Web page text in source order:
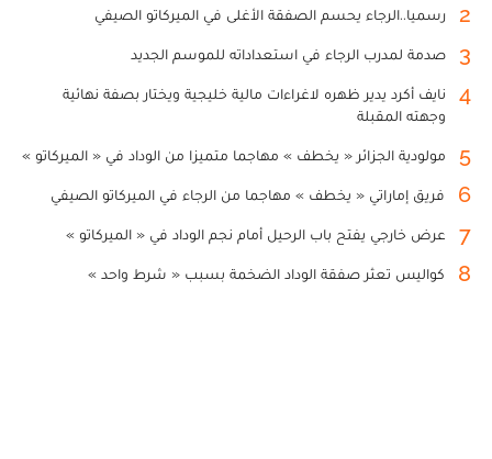
2 رسميا..الرجاء يحسم الصفقة الأغلى في الميركاتو الصيفي
3 صدمة لمدرب الرجاء في استعداداته للموسم الجديد
4
نايف أكرد يدير ظهره لاغراءات مالية خليجية ويختار بصفة نهائية
وجهته المقبلة
5 مولودية الجزائر « يخطف » مهاجما متميزا من الوداد في « الميركاتو »
6 فريق إماراتي « يخطف » مهاجما من الرجاء في الميركاتو الصيفي
7 عرض خارجي يفتح باب الرحيل أمام نجم الوداد في « الميركاتو »
8 كواليس تعثر صفقة الوداد الضخمة بسبب « شرط واحد »